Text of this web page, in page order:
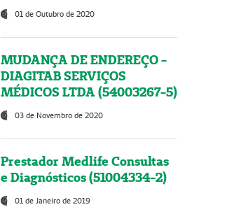
01 de Outubro de 2020
MUDANÇA DE ENDEREÇO -
DIAGITAB SERVIÇOS
MÉDICOS LTDA (54003267-5)
03 de Novembro de 2020
Prestador Medlife Consultas
e Diagnósticos (51004334-2)
01 de Janeiro de 2019